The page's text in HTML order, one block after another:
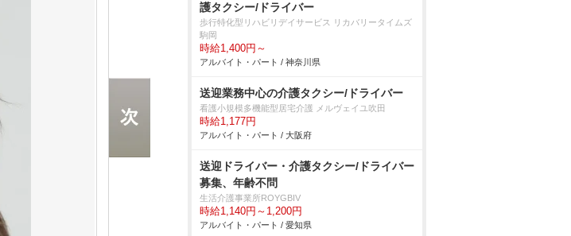
護タクシー/ドライバー
歩行特化型リハビリデイサービス リカバリータイムズ
駒岡
時給1,400円～
アルバイト・パート / 神奈川県
送迎業務中心の介護タクシー/ドライバー
看護小規模多機能型居宅介護 メルヴェイユ吹田
時給1,177円
アルバイト・パート / 大阪府
送迎ドライバー・介護タクシー/ドライバー
募集、年齢不問
生活介護事業所ROYGBIV
時給1,140円～1,200円
アルバイト・パート / 愛知県